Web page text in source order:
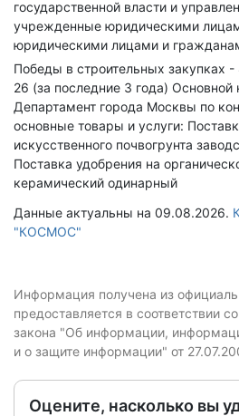
государственной власти и
учрежденные юридическими
юридическими лицами и
Победы в строительных закупках -
26 (за последние 3 года) Основной
Департамент города Москвы по
основные товары и услуги:
искусственного почвогрунта
Поставка удобрения на
керамический одинарный
Данные актуальны на 09.08.2026.
"КОСМОС"
Информация получена из
предоставляется в соответствии
закона "Об информации,
и о защите информации" от
Оцените, насколько вы